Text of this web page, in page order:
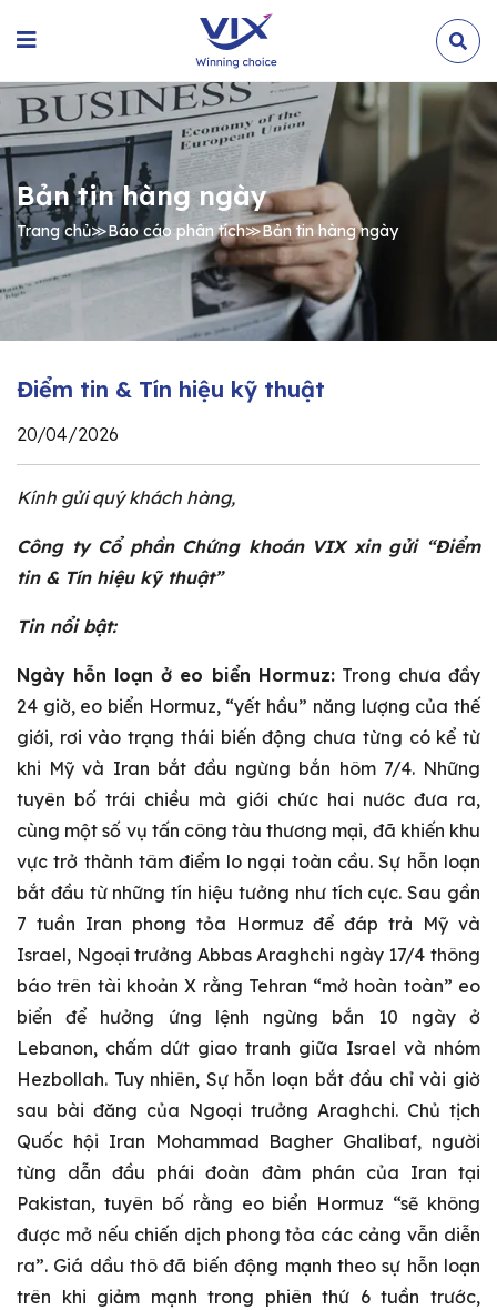
Bản tin hàng ngày
Trang chủ≫Báo cáo phân tích≫Bản tin hàng ngày
Điểm tin & Tín hiệu kỹ thuật
20/04/2026
Kính gửi quý khách hàng,
Công ty Cổ phần Chứng khoán VIX xin gửi “Điểm
tin & Tín hiệu kỹ thuật”
Tin nổi bật:
Ngày hỗn loạn ở eo biển Hormuz:Trong chưa đầy
24 giờ, eo biển Hormuz, “yết hầu” năng lượng của thế
giới, rơi vào trạng thái biến động chưa từng có kể từ
khi Mỹ và Iran bắt đầu ngừng bắn hôm 7/4. Những
tuyên bố trái chiều mà giới chức hai nước đưa ra,
cùng một số vụ tấn công tàu thương mại, đã khiến khu
vực trở thành tâm điểm lo ngại toàn cầu. Sự hỗn loạn
bắt đầu từ những tín hiệu tưởng như tích cực. Sau gần
7 tuần Iran phong tỏa Hormuz để đáp trả Mỹ và
Israel, Ngoại trưởng Abbas Araghchi ngày 17/4 thông
báo trên tài khoản X rằng Tehran “mở hoàn toàn” eo
biển để hưởng ứng lệnh ngừng bắn 10 ngày ở
Lebanon, chấm dứt giao tranh giữa Israel và nhóm
Hezbollah. Tuy nhiên, Sự hỗn loạn bắt đầu chỉ vài giờ
sau bài đăng của Ngoại trưởng Araghchi. Chủ tịch
Quốc hội Iran Mohammad Bagher Ghalibaf, người
từng dẫn đầu phái đoàn đàm phán của Iran tại
Pakistan, tuyên bố rằng eo biển Hormuz “sẽ không
được mở nếu chiến dịch phong tỏa các cảng vẫn diễn
ra”. Giá dầu thô đã biến động mạnh theo sự hỗn loạn
trên khi giảm mạnh trong phiên thứ 6 tuần trước,